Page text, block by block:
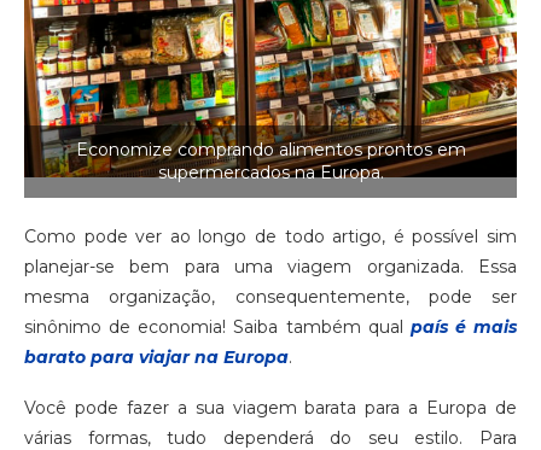
Economize comprando alimentos prontos em
supermercados na Europa.
Como pode ver ao longo de todo artigo, é possível sim
planejar-se bem para uma viagem organizada. Essa
mesma organização, consequentemente, pode ser
sinônimo de economia! Saiba também qual país é mais
barato para viajar na Europa.
Você pode fazer a sua viagem barata para a Europa de
várias formas, tudo dependerá do seu estilo. Para